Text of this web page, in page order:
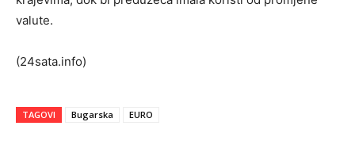
valute.
(24sata.info)
TAGOVI Bugarska EURO